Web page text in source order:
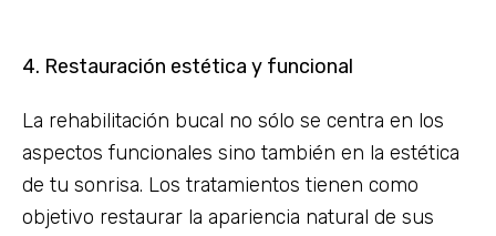
4. Restauración estética y funcional
La rehabilitación bucal no sólo se centra en los
aspectos funcionales sino también en la estética
de tu sonrisa. Los tratamientos tienen como
objetivo restaurar la apariencia natural de sus